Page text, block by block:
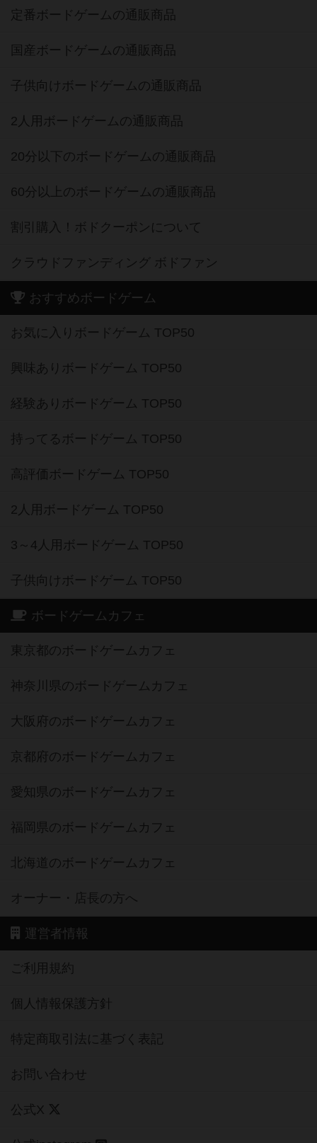
定番ボードゲームの通販商品
国産ボードゲームの通販商品
子供向けボードゲームの通販商品
2人用ボードゲームの通販商品
20分以下のボードゲームの通販商品
60分以上のボードゲームの通販商品
割引購入！ボドクーポンについて
クラウドファンディング ボドファン
おすすめボードゲーム
お気に入りボードゲーム TOP50
興味ありボードゲーム TOP50
経験ありボードゲーム TOP50
持ってるボードゲーム TOP50
高評価ボードゲーム TOP50
2人用ボードゲーム TOP50
3～4人用ボードゲーム TOP50
子供向けボードゲーム TOP50
ボードゲームカフェ
東京都のボードゲームカフェ
神奈川県のボードゲームカフェ
大阪府のボードゲームカフェ
京都府のボードゲームカフェ
愛知県のボードゲームカフェ
福岡県のボードゲームカフェ
北海道のボードゲームカフェ
オーナー・店長の方へ
運営者情報
ご利用規約
個人情報保護方針
特定商取引法に基づく表記
お問い合わせ
公式X